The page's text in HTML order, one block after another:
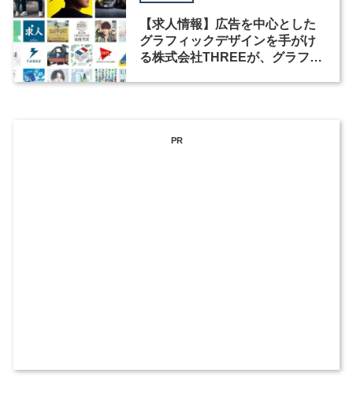
【求人情報】広告を中心とした
グラフィックデザインを手がけ
る株式会社THREEが、グラフィ
PR